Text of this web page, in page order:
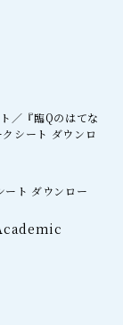
／『臨Qのはてな
シート ダウンロ
ート ダウンロー